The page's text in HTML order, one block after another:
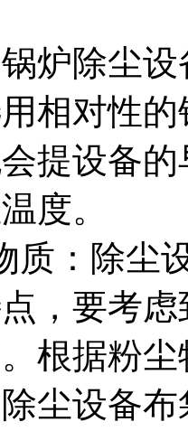
炉除尘
相对性
提设备
度。
质：除尘
，要考
根据粉
尘设备